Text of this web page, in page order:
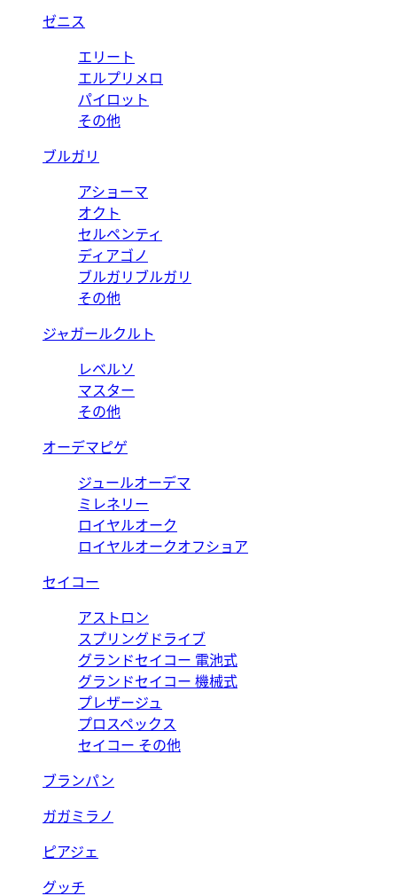
ゼニス
エリート
エルプリメロ
パイロット
その他
ブルガリ
アショーマ
オクト
セルペンティ
ディアゴノ
ブルガリブルガリ
その他
ジャガールクルト
レベルソ
マスター
その他
オーデマピゲ
ジュールオーデマ
ミレネリー
ロイヤルオーク
ロイヤルオークオフショア
セイコー
アストロン
スプリングドライブ
グランドセイコー 電池式
グランドセイコー 機械式
プレザージュ
プロスペックス
セイコー その他
ブランパン
ガガミラノ
ピアジェ
グッチ